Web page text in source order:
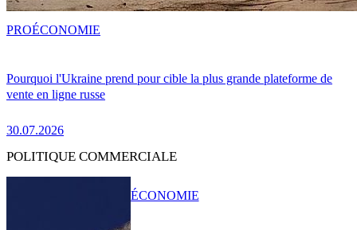
Pourquoi l'Ukraine prend pour cible la plus grande plateforme de
vente en ligne russe
30.07.2026
PROÉCONOMIE
POLITIQUE COMMERCIALE
ÉCONOMIE